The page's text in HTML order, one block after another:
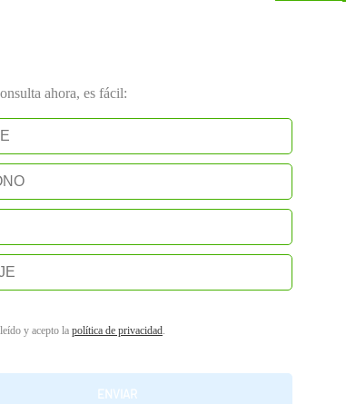
ahora, es fácil:
y acepto la política de privacidad.